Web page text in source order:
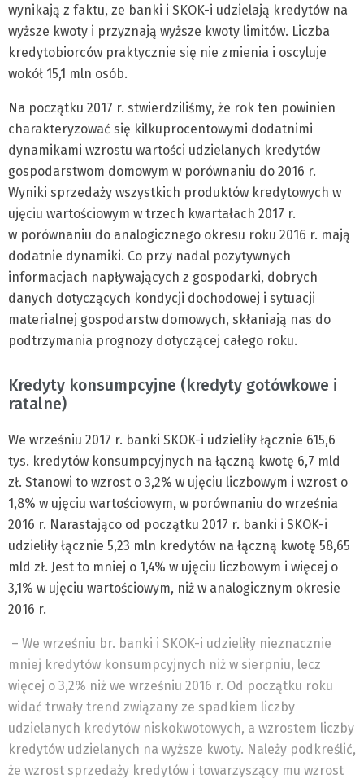
wynikają z faktu, ze banki i SKOK-i udzielają kredytów na
wyższe kwoty i przyznają wyższe kwoty limitów. Liczba
kredytobiorców praktycznie się nie zmienia i oscyluje
wokół 15,1 mln osób.
Na początku 2017 r. stwierdziliśmy, że rok ten powinien
charakteryzować się kilkuprocentowymi dodatnimi
dynamikami wzrostu wartości udzielanych kredytów
gospodarstwom domowym w porównaniu do 2016 r.
Wyniki sprzedaży wszystkich produktów kredytowych w
ujęciu wartościowym w trzech kwartałach 2017 r.
w porównaniu do analogicznego okresu roku 2016 r. mają
dodatnie dynamiki. Co przy nadal pozytywnych
informacjach napływających z gospodarki, dobrych
danych dotyczących kondycji dochodowej i sytuacji
materialnej gospodarstw domowych, skłaniają nas do
podtrzymania prognozy dotyczącej całego roku.
Kredyty konsumpcyjne (kredyty gotówkowe i
ratalne)
We wrześniu 2017 r. banki SKOK-i udzieliły łącznie 615,6
tys. kredytów konsumpcyjnych na łączną kwotę 6,7 mld
zł. Stanowi to wzrost o 3,2% w ujęciu liczbowym i wzrost o
1,8% w ujęciu wartościowym, w porównaniu do września
2016 r. Narastająco od początku 2017 r. banki i SKOK-i
udzieliły łącznie 5,23 mln kredytów na łączną kwotę 58,65
mld zł. Jest to mniej o 1,4% w ujęciu liczbowym i więcej o
3,1% w ujęciu wartościowym, niż w analogicznym okresie
2016 r.
– We wrześniu br. banki i SKOK-i udzieliły nieznacznie
mniej kredytów konsumpcyjnych niż w sierpniu, lecz
więcej o 3,2% niż we wrześniu 2016 r. Od początku roku
widać trwały trend związany ze spadkiem liczby
udzielanych kredytów niskokwotowych, a wzrostem liczby
kredytów udzielanych na wyższe kwoty. Należy podkreślić,
że wzrost sprzedaży kredytów i towarzyszący mu wzrost